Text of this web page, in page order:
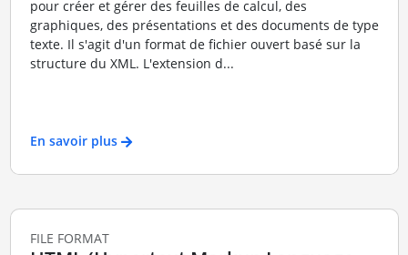
pour créer et gérer des feuilles de calcul, des
graphiques, des présentations et des documents de type
texte. Il s'agit d'un format de fichier ouvert basé sur la
structure du XML. L'extension d...
En savoir plus
FILE FORMAT